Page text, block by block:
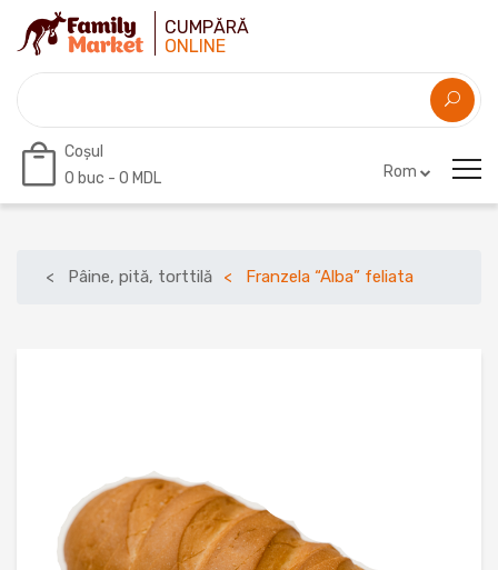
CUMPĂRĂ
ONLINE
Coșul
0 buc - 0 MDL Rom
Pâine, pită, torttilă Franzela “Alba” feliata